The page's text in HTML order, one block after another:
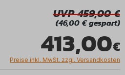
413,00
UVP 459,00
(46,00 € gespart)
Preise inkl. MwSt. zzgl. Versandkosten